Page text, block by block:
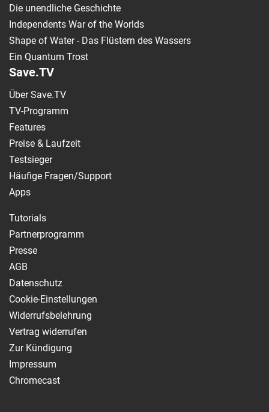
Die unendliche Geschichte
Independents War of the Worlds
Shape of Water - Das Flüstern des Wassers
Ein Quantum Trost
Save.TV
Über Save.TV
TV-Programm
Features
Preise & Laufzeit
Testsieger
Häufige Fragen/Support
Apps
Tutorials
Partnerprogramm
Presse
AGB
Datenschutz
Cookie-Einstellungen
Widerrufsbelehrung
Vertrag widerrufen
Zur Kündigung
Impressum
Chromecast